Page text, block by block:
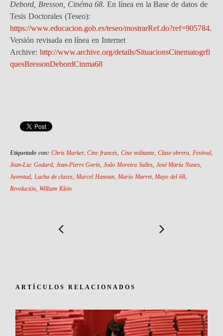
Debord, Bresson, Cinéma 68. En línea en la Base de datos de
Tesis Doctorales (Teseo):
https://www.educacion.gob.es/teseo/mostrarRef.do?ref=905784.
Versión revisada en línea en Internet
Archive: http://www.archive.org/details/SituacionsCinematogrfi
quesBressonDebordCinma68
Etiquetado con: Chris Marker,Cine francés, Cine militante, Clase obrera,Festival,
Jean-Luc Godard, Jean-Pierre Gorin,João Moreira Salles, José María Nunes,
Juventud, Lucha de clases,Marcel Hanoun, Mario Marret,Mayo del 68,
Revolución, William Klein
ARTÍCULOS RELACIONADOS